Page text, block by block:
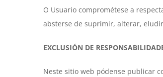
O Usuario comprométese a
absterse de suprimir, alterar,
EXCLUSIÓN DE
Neste sitio web pódense publicar